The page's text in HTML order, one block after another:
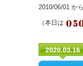
2010/06/01 か
（本日は
2020.03.16